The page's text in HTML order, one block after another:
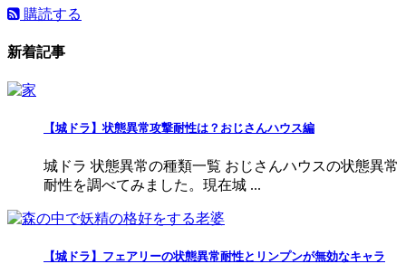
購読する
新着記事
【城ドラ】状態異常攻撃耐性は？おじさんハウス編
城ドラ 状態異常の種類一覧 おじさんハウスの状態異常
耐性を調べてみました。現在城 ...
【城ドラ】フェアリーの状態異常耐性とリンプンが無効なキャラ